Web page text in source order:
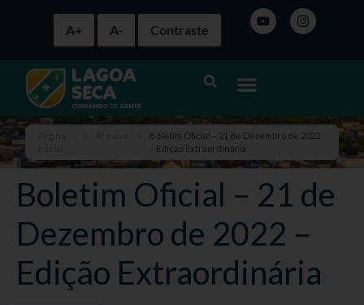
A+ A- Contraste
Boletim Oficial – 21 de Dezembro de 2022
– Edição Extraordinária
Boletim Oficial – 21 de
Dezembro de 2022 –
Edição Extraordinária